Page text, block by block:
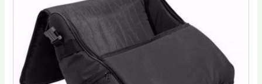
P/ACORDEON
quantidade